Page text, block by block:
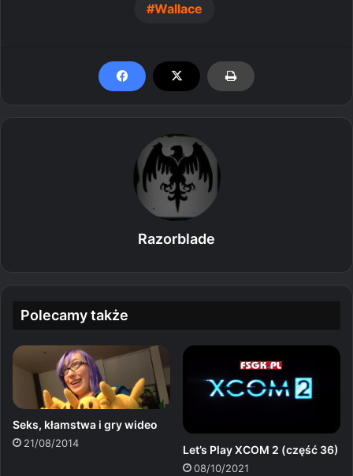
Wallace
Razorblade
Polecamy także
Seks, kłamstwa i gry wideo
21/08/2014 Let’s Play XCOM 2 (część 36)
08/10/2021